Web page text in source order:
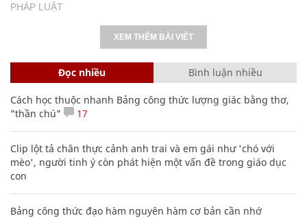
PHÁP LUẬT
XEM THÊM BÀI VIẾT
Đọc nhiều Bình luận nhiều
Cách học thuộc nhanh Bảng công thức lượng giác bằng thơ,
"thần chú"
17
Clip lột tả chân thực cảnh anh trai và em gái như 'chó với
mèo', người tinh ý còn phát hiện một vấn đề trong giáo dục
con
Bảng công thức đạo hàm nguyên hàm cơ bản cần nhớ